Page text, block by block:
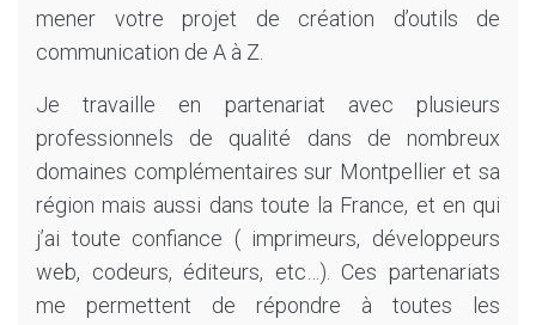
mener votre projet de création d’outils de
communication de A à Z.
Je travaille en partenariat avec plusieurs
professionnels de qualité dans de nombreux
domaines complémentaires sur Montpellier et sa
région mais aussi dans toute la France, et en qui
j’ai toute confiance ( imprimeurs, développeurs
web, codeurs, éditeurs, etc…). Ces partenariats
me permettent de répondre à toutes les